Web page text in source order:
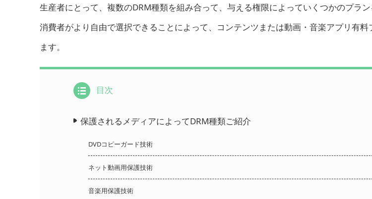
生産者にとって、複数のDRM種類を組み合って、与える権限によっていくつかのプラン
消費者がより自由で選択できることによって、コンテンツまたは動画・音楽アプリ有料
ます。
目次
保護されるメディアによってDRM種類ご紹介
DVDコピーガード技術
ネット動画用保護技術
音楽用保護技術